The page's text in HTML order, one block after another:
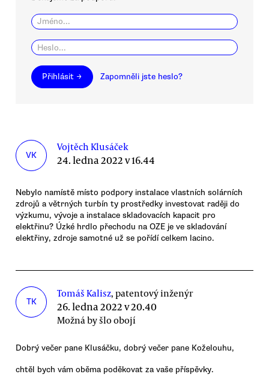
Přihlásit → Zapomněli jste heslo?
VK
Vojtěch Klusáček
24. ledna 2022 v 16.44
Nebylo namístě místo podpory instalace vlastních solárních
zdrojů a větrných turbín ty prostředky investovat raději do
výzkumu, vývoje a instalace skladovacích kapacit pro
elektřinu? Úzké hrdlo přechodu na OZE je ve skladování
elektřiny, zdroje samotné už se pořídí celkem lacino.
TK
Tomáš Kalisz, patentový inženýr
26. ledna 2022 v 20.40
Možná by šlo obojí
Dobrý večer pane Klusáčku, dobrý večer pane Koželouhu,
chtěl bych vám oběma poděkovat za vaše příspěvky.